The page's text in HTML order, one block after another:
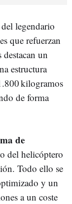
legendario
que refuerzan
un
estructura
kilogramos
de forma
de
del helicóptero
Todo ello se
y un
a un coste